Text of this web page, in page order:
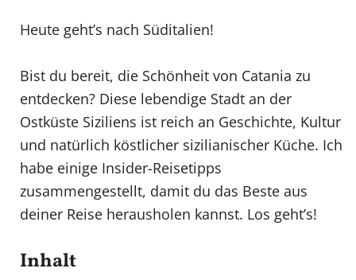
Heute geht’s nach Süditalien!
Bist du bereit, die Schönheit von Catania zu
entdecken? Diese lebendige Stadt an der
Ostküste Siziliens ist reich an Geschichte, Kultur
und natürlich köstlicher sizilianischer Küche. Ich
habe einige Insider-Reisetipps
zusammengestellt, damit du das Beste aus
deiner Reise herausholen kannst. Los geht’s!
Inhalt